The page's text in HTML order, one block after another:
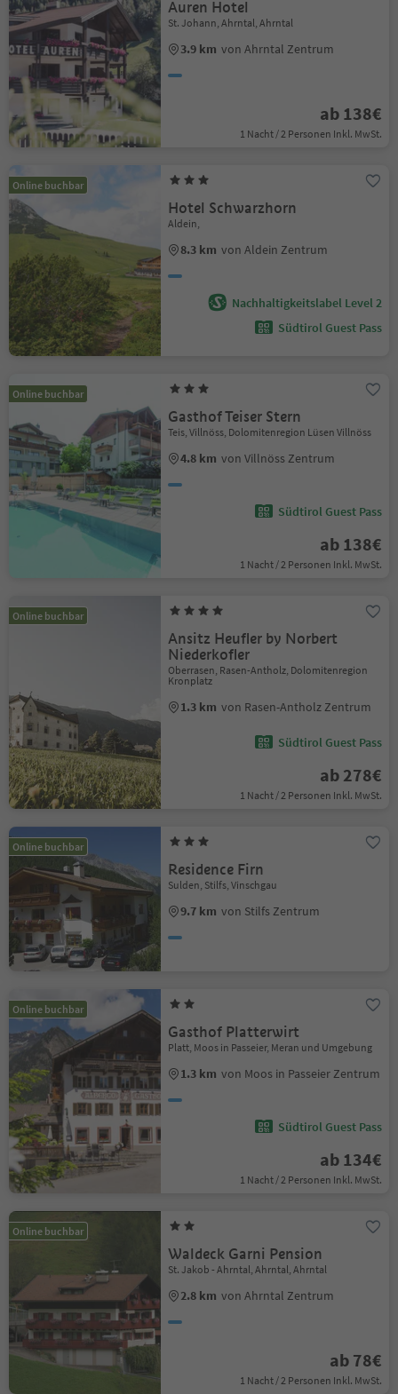
Auren Hotel
St. Johann, Ahrntal, Ahrntal
3.9 km von Ahrntal Zentrum
ab 138€
1 Nacht / 2 Personen Inkl. MwSt.
Online buchbar
Hotel Schwarzhorn
Aldein,
8.3 km von Aldein Zentrum
Nachhaltigkeitslabel Level 2
Südtirol Guest Pass
Online buchbar
Gasthof Teiser Stern
Teis, Villnöss, Dolomitenregion Lüsen Villnöss
4.8 km von Villnöss Zentrum
Südtirol Guest Pass
ab 138€
1 Nacht / 2 Personen Inkl. MwSt.
Online buchbar
Ansitz Heufler by Norbert
Niederkofler
Oberrasen, Rasen-Antholz, Dolomitenregion
Kronplatz
1.3 km von Rasen-Antholz Zentrum
Südtirol Guest Pass
ab 278€
1 Nacht / 2 Personen Inkl. MwSt.
Online buchbar
Residence Firn
Sulden, Stilfs, Vinschgau
9.7 km von Stilfs Zentrum
Online buchbar
Gasthof Platterwirt
Platt, Moos in Passeier, Meran und Umgebung
1.3 km von Moos in Passeier Zentrum
Südtirol Guest Pass
ab 134€
1 Nacht / 2 Personen Inkl. MwSt.
Online buchbar
Waldeck Garni Pension
St. Jakob - Ahrntal, Ahrntal, Ahrntal
2.8 km von Ahrntal Zentrum
ab 78€
1 Nacht / 2 Personen Inkl. MwSt.